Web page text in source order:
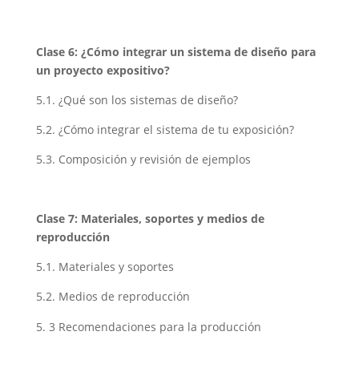
Clase 6: ¿Cómo integrar un sistema de diseño para
un proyecto expositivo?
5.1. ¿Qué son los sistemas de diseño?
5.2. ¿Cómo integrar el sistema de tu exposición?
5.3. Composición y revisión de ejemplos
Clase 7: Materiales, soportes y medios de
reproducción
5.1. Materiales y soportes
5.2. Medios de reproducción
3 Recomendaciones para la producción